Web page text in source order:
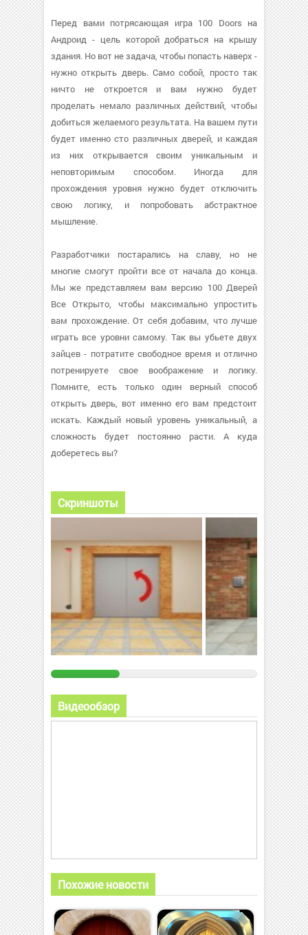
Перед вами потрясающая игра 100 Doors на
Андроид - цель которой добраться на крышу
здания. Но вот не задача, чтобы попасть наверх -
нужно открыть дверь. Само собой, просто так
ничто не откроется и вам нужно будет
проделать немало различных действий, чтобы
добиться желаемого результата. На вашем пути
будет именно сто различных дверей, и каждая
из них открывается своим уникальным и
неповторимым способом. Иногда для
прохождения уровня нужно будет отключить
свою логику, и попробовать абстрактное
мышление.
Разработчики постарались на славу, но не
многие смогут пройти все от начала до конца.
Мы же представляем вам версию 100 Дверей
Все Открыто, чтобы максимально упростить
вам прохождение. От себя добавим, что лучше
играть все уровни самому. Так вы убьете двух
зайцев - потратите свободное время и отлично
потренируете свое воображение и логику.
Помните, есть только один верный способ
открыть дверь, вот именно его вам предстоит
искать. Каждый новый уровень уникальный, а
сложность будет постоянно расти. А куда
доберетесь вы?
Скриншоты
Видеообзор
Похожие новости